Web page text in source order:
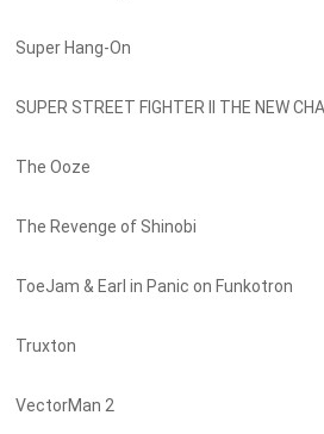
Super Hang-On
SUPER STREET FIGHTER II THE NEW
The Ooze
The Revenge of Shinobi
ToeJam & Earl in Panic on Funkotron
Truxton
VectorMan 2